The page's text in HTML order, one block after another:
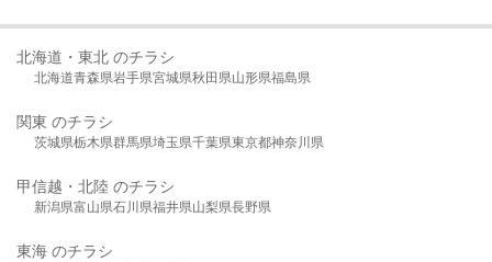
北海道・東北 のチラシ
北海道青森県岩手県宮城県秋田県山形県福島県
関東 のチラシ
茨城県栃木県群馬県埼玉県千葉県東京都神奈川県
甲信越・北陸 のチラシ
新潟県富山県石川県福井県山梨県長野県
東海 のチラシ